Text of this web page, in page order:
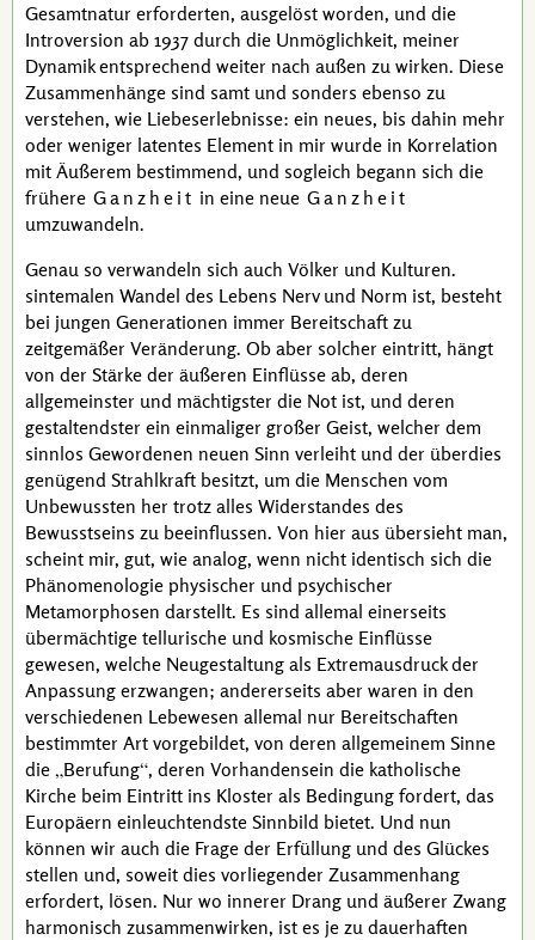
Gesamtnatur erforderten, ausgelöst worden, und die
Introversion ab 1937 durch die Unmöglichkeit, meiner
Dynamik entsprechend weiter nach außen zu wirken. Diese
Zusammenhänge sind samt und sonders ebenso zu
verstehen, wie Liebeserlebnisse: ein neues, bis dahin mehr
oder weniger latentes Element in mir wurde in Korrelation
mit Äußerem bestimmend, und sogleich begann sich die
frühere Ganzheit in eine neue Ganzheit
umzuwandeln.
Genau so verwandeln sich auch Völker und Kulturen.
sintemalen Wandel des Lebens Nerv und Norm ist, besteht
bei jungen Generationen immer Bereitschaft zu
zeitgemäßer Veränderung. Ob aber solcher eintritt, hängt
von der Stärke der äußeren Einflüsse ab, deren
allgemeinster und mächtigster die Not ist, und deren
gestaltendster ein einmaliger großer Geist, welcher dem
sinnlos Gewordenen neuen Sinn verleiht und der überdies
genügend Strahlkraft besitzt, um die Menschen vom
Unbewussten her trotz alles Widerstandes des
Bewusstseins zu beeinflussen. Von hier aus übersieht man,
scheint mir, gut, wie analog, wenn nicht identisch sich die
Phänomenologie physischer und psychischer
Metamorphosen darstellt. Es sind allemal einerseits
übermächtige tellurische und kosmische Einflüsse
gewesen, welche Neugestaltung als Extremausdruck der
Anpassung erzwangen; andererseits aber waren in den
verschiedenen Lebewesen allemal nur Bereitschaften
bestimmter Art vorgebildet, von deren allgemeinem Sinne
die Berufung , deren Vorhandensein die katholische
Kirche beim Eintritt ins Kloster als Bedingung fordert, das
Europäern einleuchtendste Sinnbild bietet. Und nun
können wir auch die Frage der Erfüllung und des Glückes
stellen und, soweit dies vorliegender Zusammenhang
erfordert, lösen. Nur wo innerer Drang und äußerer Zwang
harmonisch zusammenwirken, ist es je zu dauerhaften